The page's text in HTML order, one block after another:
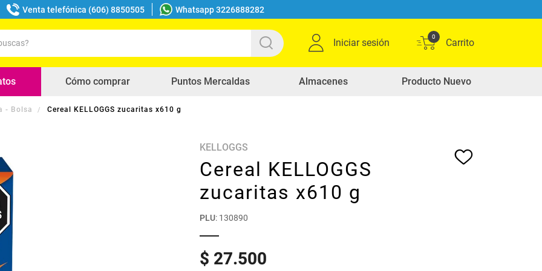
Venta telefónica (606) 8850505 Whatsapp 3226888282
Iniciar sesión
0
Cómo comprar Puntos Mercaldas Almacenes Producto Nuevo
- Bolsa Cereal KELLOGGS zucaritas x610 g
KELLOGGS
Cereal KELLOGGS
zucaritas x610 g
PLU: 130890
$ 27.500
buscados